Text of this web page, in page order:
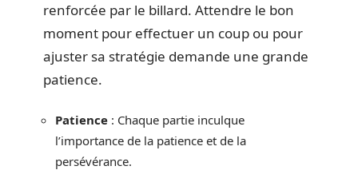
renforcée par le billard. Attendre le bon
moment pour effectuer un coup ou pour
ajuster sa stratégie demande une grande
patience.
Patience : Chaque partie inculque
l’importance de la patience et de la
persévérance.